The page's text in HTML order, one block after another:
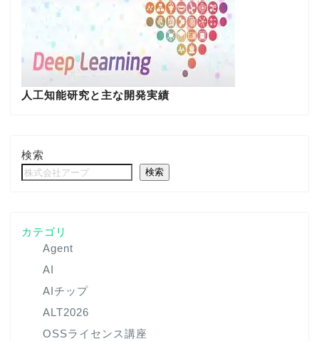
人工知能研究と主な開発実績
検索
検索
カテゴリ
Agent
AI
AIチップ
ALT2026
OSSライセンス講座